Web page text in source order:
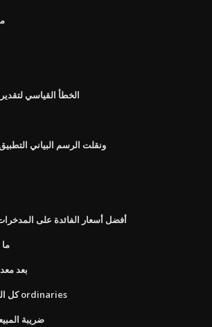
الخطأ القياسي
ونقلت الرسم البياني
أفضل أسعار الفائدة على
بعد
Asx كل الرسم البياني التاريخ ordinaries
ضريبة